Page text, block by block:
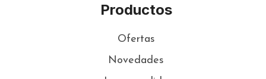
Productos
Ofertas
Novedades